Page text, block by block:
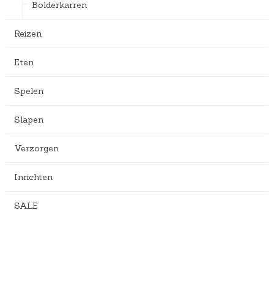
Bolderkarren
Reizen
Eten
Spelen
Slapen
Verzorgen
Inrichten
SALE